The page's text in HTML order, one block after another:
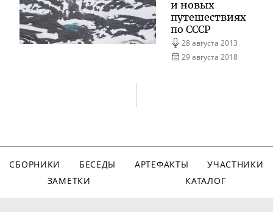
и новых
путешествиях
по СССР
28 августа 2013
29 августа 2018
СБОРНИКИ БЕСЕДЫ АРТЕФАКТЫ
УЧАСТНИКИ
ЗАМЕТКИ
КАТАЛОГ